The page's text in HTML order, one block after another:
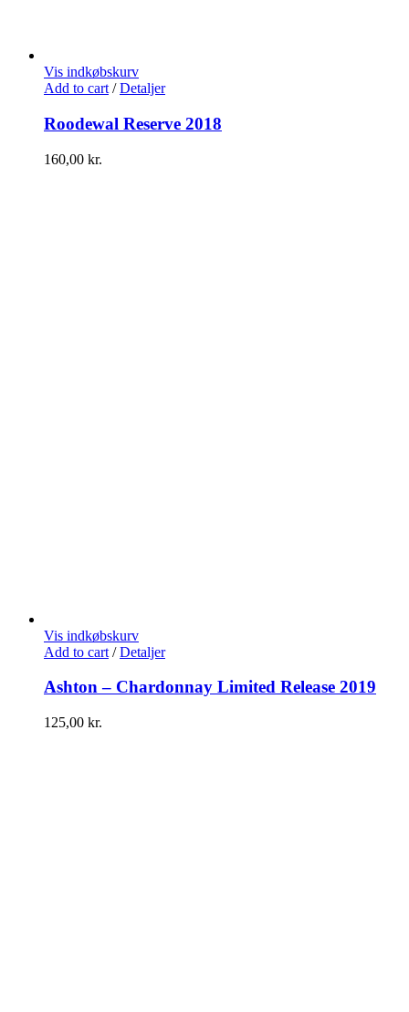
Vis indkøbskurv
Add to cart / Detaljer
Roodewal Reserve 2018
160,00 kr.
Vis indkøbskurv
Add to cart / Detaljer
Ashton – Chardonnay Limited Release 2019
125,00 kr.